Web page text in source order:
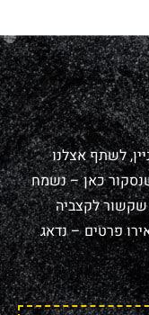
לשתף אצלנו
כאן – נשמח
שקשור לקצביה
פרטים – נדאג